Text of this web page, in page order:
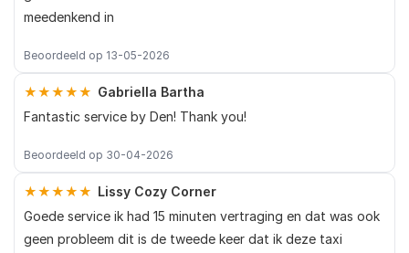
meedenkend in
Beoordeeld op 13-05-2026
★★★★★ Gabriella Bartha
Fantastic service by Den! Thank you!
Beoordeeld op 30-04-2026
★★★★★ Lissy Cozy Corner
Goede service ik had 15 minuten vertraging en dat was ook
geen probleem dit is de tweede keer dat ik deze taxi